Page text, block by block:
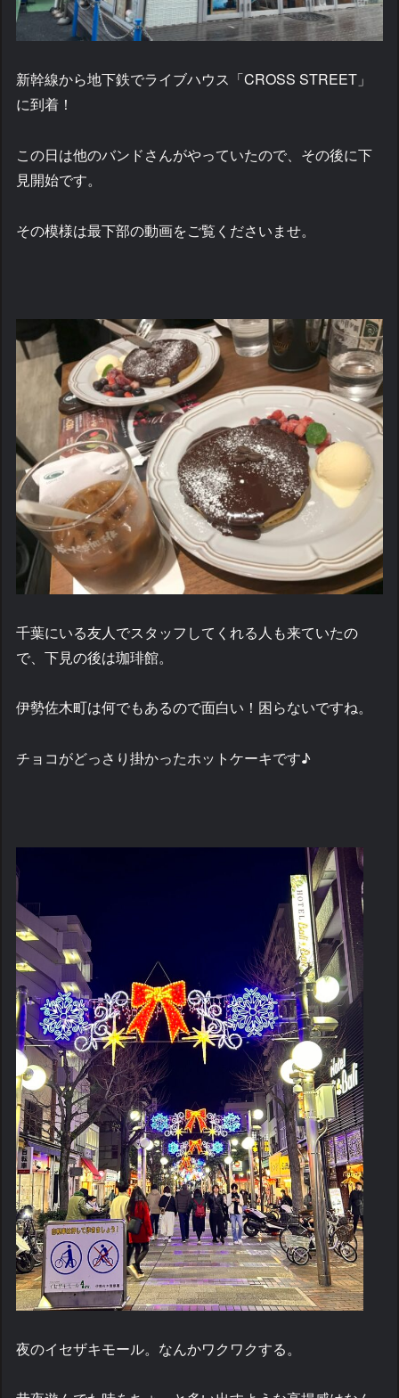
新幹線から地下鉄でライブハウス「CROSS STREET」
に到着！
この日は他のバンドさんがやっていたので、その後に下
見開始です。
その模様は最下部の動画をご覧くださいませ。
千葉にいる友人でスタッフしてくれる人も来ていたの
で、下見の後は珈琲館。
伊勢佐木町は何でもあるので面白い！困らないですね。
チョコがどっさり掛かったホットケーキです♪
夜のイセザキモール。なんかワクワクする。